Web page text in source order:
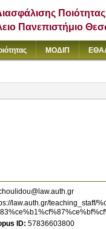
Ποιότητας
Πανεπιστήμιο
ΜΟΔΙΠ
law.auth.gr/teaching_staff/
ID 57836603800